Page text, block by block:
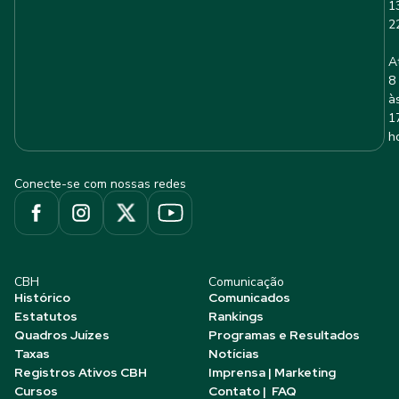
8
Conecte-se com nossas redes
CBH
Histórico
Estatutos
Quadros Juízes
Taxas
Registros Ativos CBH
Cursos
Comunicação
Comunicados
Rankings
Programas e Resultados
Notícias
Imprensa | Marketing
Contato | FAQ